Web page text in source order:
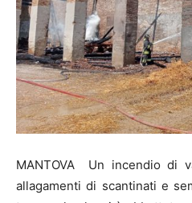
MANTOVA Un incendio di
allagamenti di scantinati e